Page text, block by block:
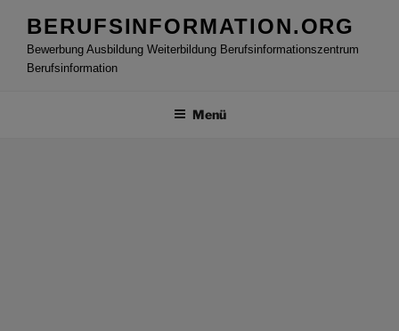
Inhalt
springen
BERUFSINFORMATION.ORG
Bewerbung Ausbildung Weiterbildung Berufsinformationszentrum
Berufsinformation
Menü